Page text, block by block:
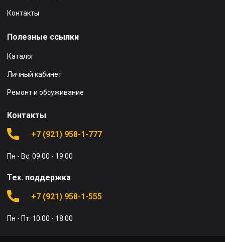
Контакты
Полезные ссылки
Каталог
Личный кабинет
Ремонт и обсуживание
Контакты
+7 (921) 958-1-777
Пн - Вс: 09:00 - 19:00
Тех. поддержка
+7 (921) 958-1-555
Пн - Пт: 10:00 - 18:00